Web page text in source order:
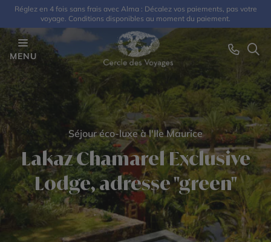
Réglez en 4 fois sans frais avec Alma : Décalez vos paiements, pas votre
voyage. Conditions disponibles au moment du paiement.
MENU
Séjour éco-luxe à l'Ile Maurice
Lakaz Chamarel Exclusive
Lodge, adresse "green"